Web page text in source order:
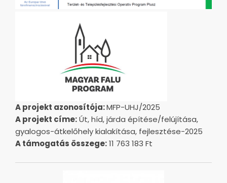
A projekt azonosítója:MFP-UHJ/2025
A projekt címe:Út, híd, járda építése/felújítása,
gyalogos-átkelőhely kialakítása, fejlesztése-2025
A támogatás összege:11 763 183 Ft